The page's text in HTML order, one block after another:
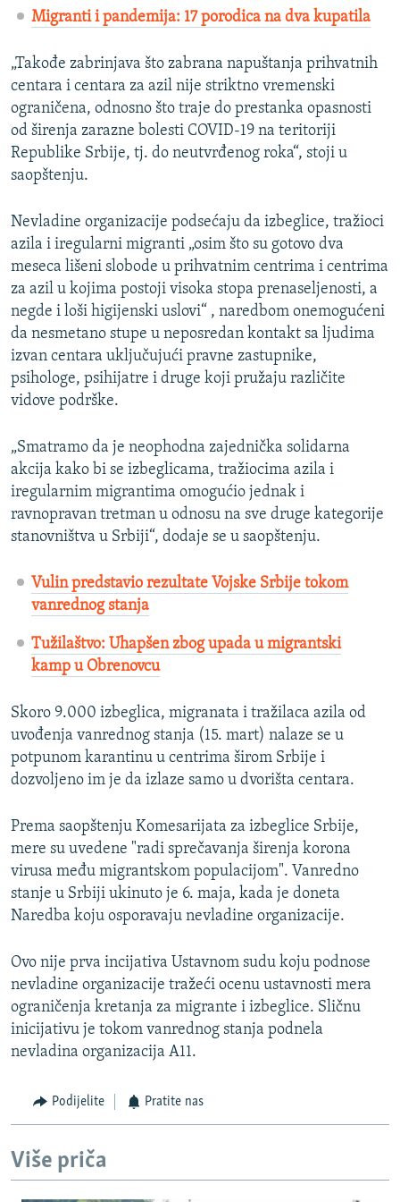
Migranti i pandemija: 17 porodica na dva kupatila
„Takođe zabrinjava što zabrana napuštanja prihvatnih
centara i centara za azil nije striktno vremenski
ograničena, odnosno što traje do prestanka opasnosti
od širenja zarazne bolesti COVID-19 na teritoriji
Republike Srbije, tj. do neutvrđenog roka“, stoji u
saopštenju.
Nevladine organizacije podsećaju da izbeglice, tražioci
azila i iregularni migranti „osim što su gotovo dva
meseca lišeni slobode u prihvatnim centrima i centrima
za azil u kojima postoji visoka stopa prenaseljenosti, a
negde i loši higijenski uslovi“ , naredbom onemogućeni
da nesmetano stupe u neposredan kontakt sa ljudima
izvan centara uključujući pravne zastupnike,
psihologe, psihijatre i druge koji pružaju različite
vidove podrške.
„Smatramo da je neophodna zajednička solidarna
akcija kako bi se izbeglicama, tražiocima azila i
iregularnim migrantima omogućio jednak i
ravnopravan tretman u odnosu na sve druge kategorije
stanovništva u Srbiji“, dodaje se u saopštenju.
Vulin predstavio rezultate Vojske Srbije tokom
vanrednog stanja
Tužilaštvo: Uhapšen zbog upada u migrantski
kamp u Obrenovcu
Skoro 9.000 izbeglica, migranata i tražilaca azila od
uvođenja vanrednog stanja (15. mart) nalaze se u
potpunom karantinu u centrima širom Srbije i
dozvoljeno im je da izlaze samo u dvorišta centara.
Prema saopštenju Komesarijata za izbeglice Srbije,
mere su uvedene "radi sprečavanja širenja korona
virusa među migrantskom populacijom". Vanredno
stanje u Srbiji ukinuto je 6. maja, kada je doneta
Naredba koju osporavaju nevladine organizacije.
Ovo nije prva incijativa Ustavnom sudu koju podnose
nevladine organizacije tražeći ocenu ustavnosti mera
ograničenja kretanja za migrante i izbeglice. Sličnu
inicijativu je tokom vanrednog stanja podnela
nevladina organizacija A11.
Podijelite Pratite nas
Više priča